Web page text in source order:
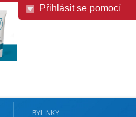
Přihlásit se pomocí
BYLINKY